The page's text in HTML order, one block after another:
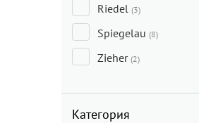
Riedel (3)
Spiegelau (8)
Zieher (2)
Категория